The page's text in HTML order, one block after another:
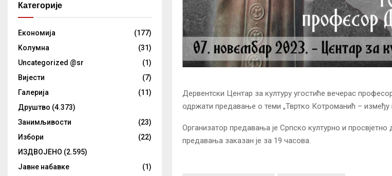
Дервентски Центар за културу угостиће вечерас
одржати предавање о теми „Твртко Котроманић – између
Организатор предавања је Српско културно и просвјетно
предавања заказан је за 19 часова.
Категорије
Eкономија
(177)
Kолумнa
(31)
Uncategorized @sr
(1)
Вијести
(7)
Галерија
(11)
Друштво (4.373)
Занимљивости
(23)
Избори
(22)
ИЗДВОЈЕНО (2.595)
Јавне набавке
(1)